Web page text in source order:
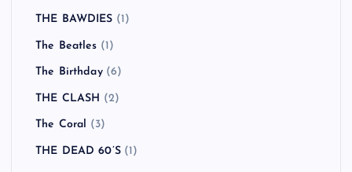
THE BAWDIES (1)
The Beatles (1)
The Birthday(6)
THE CLASH (2)
The Coral (3)
THE DEAD 60’S(1)